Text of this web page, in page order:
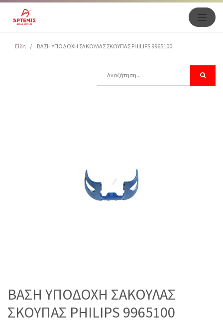
Είδη ΒΑΣΗ ΥΠΟΔΟΧΗ ΣΑΚΟΥΛΑΣ ΣΚΟΥΠΑΣ PHILIPS 9965100
ΒΑΣΗ ΥΠΟΔΟΧΗ ΣΑΚΟΥΛΑΣ
ΣΚΟΥΠΑΣ PHILIPS 9965100